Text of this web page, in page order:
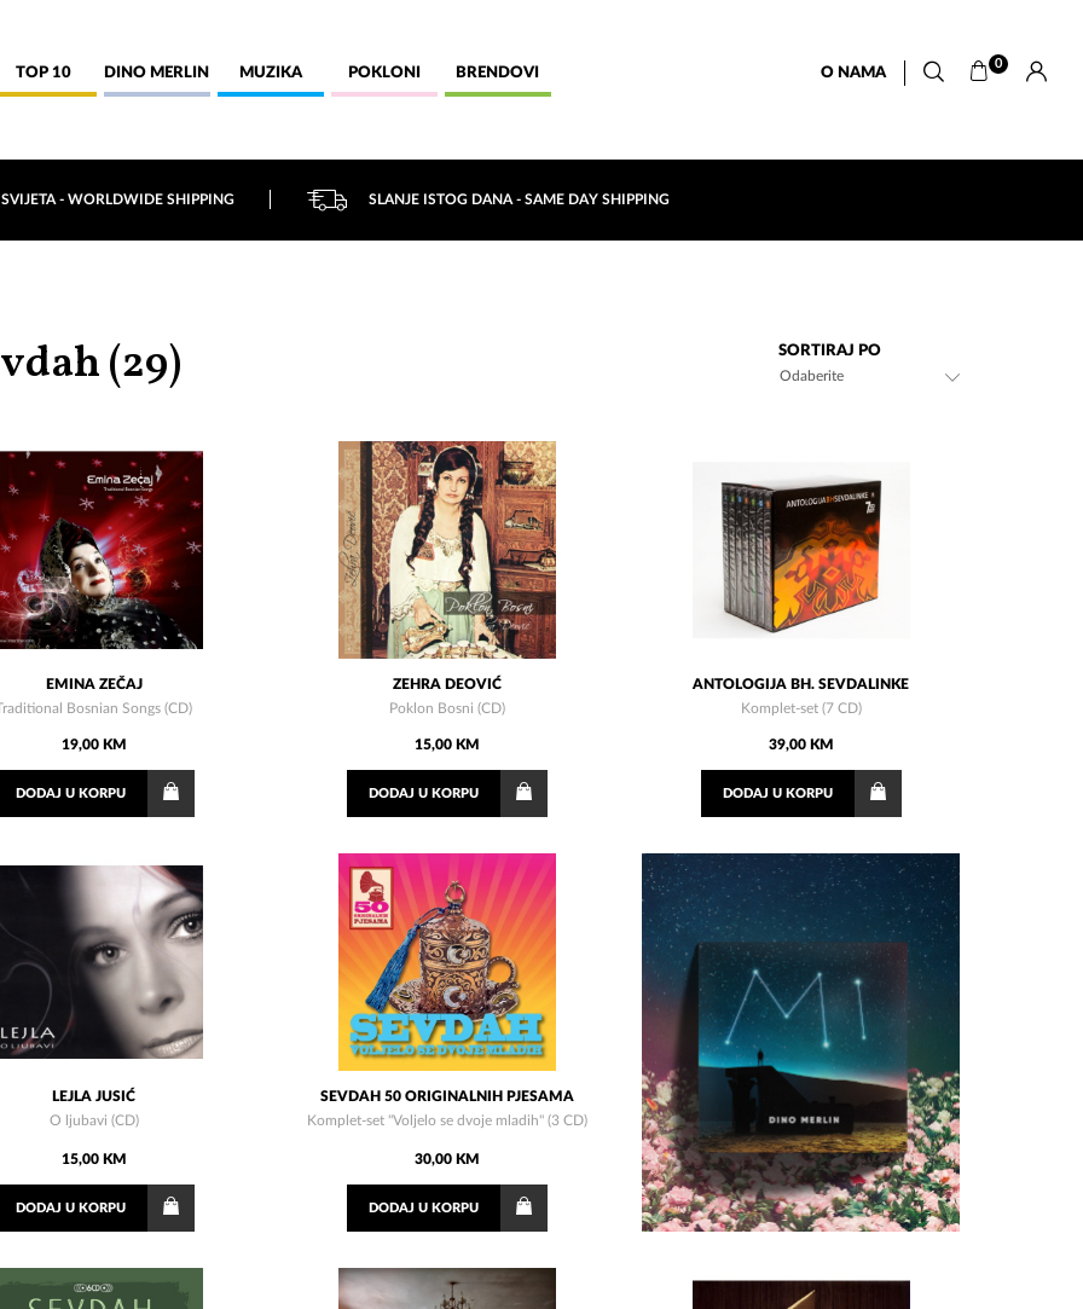
TOP 10 DINO MERLIN MUZIKA POKLONI BRENDOVI O NAMA
0
- WORLDWIDE SHIPPING SLANJE ISTOG DANA - SAME DAY SHIPPING
(29) SORTIRAJ PO
Odaberite
EMINA ZEČAJ
Bosnian Songs (CD)
19,00 KM
DODAJU KORPU
ZEHRA DEOVIĆ
Poklon Bosni (CD)
15,00 KM
DODAJ U KORPU
ANTOLOGIJA BH. SEVDALINKE
Komplet-set (7 CD)
39,00 KM
DODAJU KORPU
LEJLA JUSIĆ
O ljubavi (CD)
15,00 KM
DODAJU KORPU
SEVDAH 50 ORIGINALNIH PJESAMA
Komplet-set "Voljelo se dvoje mladih" (3 CD)
30,00 KM
DODAJ U KORPU